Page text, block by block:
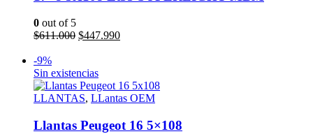
0 out of 5
$611.000 El
era:
$611.000.
$447.990El
$447.990.
-9%
Sin existencias
LLANTAS, LLantas OEM
Llantas Peugeot 16 5×108